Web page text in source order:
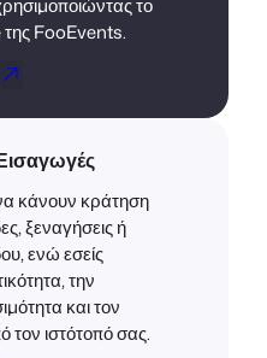
το
FooEvents.
κάνουν κράτηση
ξεναγήσεις ή
ενώ εσείς
την
και τον
ιστότοπό σας.